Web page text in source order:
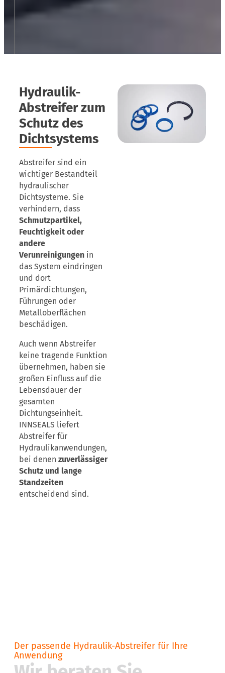
Hydraulik-
Abstreifer zum
Schutz des
Dichtsystems
Abstreifer sind ein
wichtiger Bestandteil
hydraulischer
Dichtsysteme. Sie
verhindern, dass
Schmutzpartikel,
Feuchtigkeit oder
andere
Verunreinigungen in
das System eindringen
und dort
Primärdichtungen,
Führungen oder
Metalloberflächen
beschädigen.
Auch wenn Abstreifer
keine tragende Funktion
übernehmen, haben sie
großen Einfluss auf die
Lebensdauer der
gesamten
Dichtungseinheit.
INNSEALS liefert
Abstreifer für
Hydraulikanwendungen,
bei denen zuverlässiger
Schutz und lange
Standzeiten
entscheidend sind.
Der passende Hydraulik-Abstreifer für Ihre
Anwendung